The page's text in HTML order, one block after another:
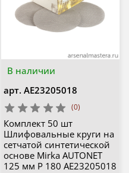
В наличии
арт. AE23205018
(0)
Комплект 50 шт
Шлифовальные круги на
сетчатой синтетической
основе Mirka AUTONET
125 мм P 180 AE23205018